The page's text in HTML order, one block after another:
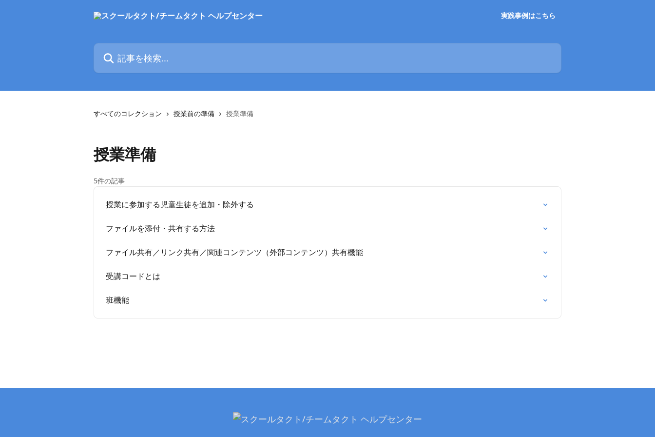
実践事例はこちら
記事を検索...
すべてのコレクション 授業前の準備 授業準備
授業準備
5件の記事
授業に参加する児童生徒を追加・除外する
ファイルを添付・共有する方法
ファイル共有／リンク共有／関連コンテンツ（外部コンテンツ）共有機能
受講コードとは
班機能